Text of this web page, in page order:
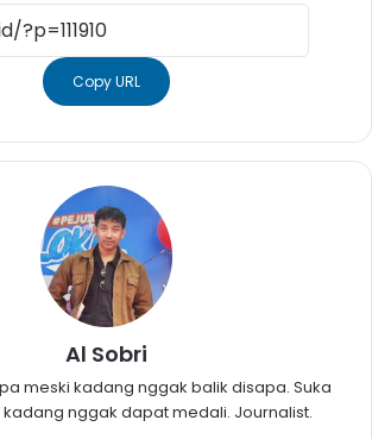
Copy URL
Al Sobri
meski kadang nggak balik disapa. Suka
nggak dapat medali. Journalist.